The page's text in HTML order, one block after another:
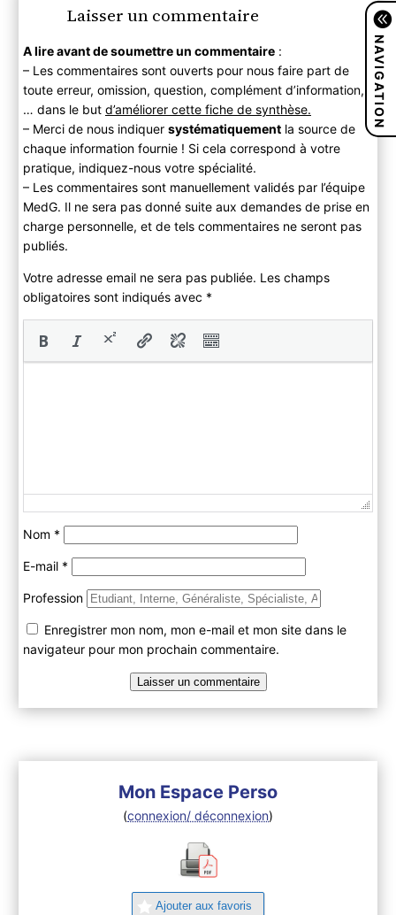
Laisser un commentaire
A lire avant de soumettre un commentaire:
– Les commentaires sont ouverts pour nous faire part de
toute erreur, omission, question, complément d’information,
… dans le but d’améliorer cette fiche de synthèse.
– Merci de nous indiquer systématiquementla source de
chaque information fournie ! Si cela correspond à votre
pratique, indiquez-nous votre spécialité.
– Les commentaires sont manuellement validés par l’équipe
MedG. Il ne sera pas donné suite aux demandes de prise en
charge personnelle, et de tels commentaires ne seront pas
publiés.
Votre adresse email ne sera pas publiée. Les champs
obligatoires sont indiqués avec *
Nom *
E-mail *
Profession
Enregistrer mon nom, mon e-mail et mon site dans le
navigateur pour mon prochain commentaire.
Mon Espace Perso
(connexion/ déconnexion)
Ajouter aux favoris
NAVIGATION